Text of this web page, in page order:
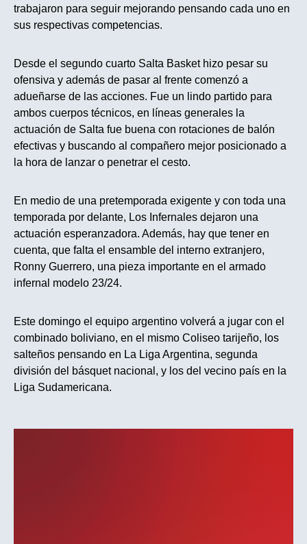
trabajaron para seguir mejorando pensando cada uno en
sus respectivas competencias.
Desde el segundo cuarto Salta Basket hizo pesar su
ofensiva y además de pasar al frente comenzó a
adueñarse de las acciones. Fue un lindo partido para
ambos cuerpos técnicos, en líneas generales la
actuación de Salta fue buena con rotaciones de balón
efectivas y buscando al compañero mejor posicionado a
la hora de lanzar o penetrar el cesto.
En medio de una pretemporada exigente y con toda una
temporada por delante, Los Infernales dejaron una
actuación esperanzadora. Además, hay que tener en
cuenta, que falta el ensamble del interno extranjero,
Ronny Guerrero, una pieza importante en el armado
infernal modelo 23/24.
Este domingo el equipo argentino volverá a jugar con el
combinado boliviano, en el mismo Coliseo tarijeño, los
salteños pensando en La Liga Argentina, segunda
división del básquet nacional, y los del vecino país en la
Liga Sudamericana.